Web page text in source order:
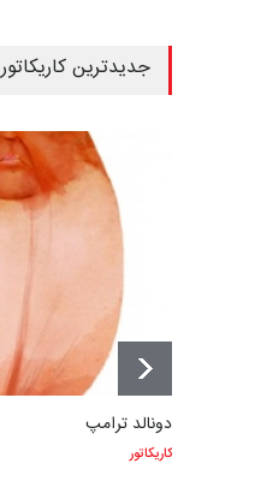
جدیدترین کاریکاتور
دونالد ترامپ
کاریکاتور